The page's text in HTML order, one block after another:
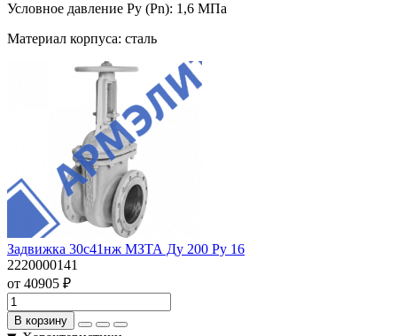
Условное давление Ру (Pn): 1,6 МПа
Материал корпуса: сталь
Задвижка 30с41нж МЗТА Ду 200 Ру 16
2220000141
от 40905 ₽
В корзину